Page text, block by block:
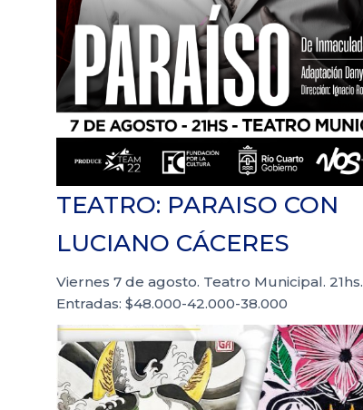
TEATRO: PARAISO CON
LUCIANO CÁCERES
Viernes 7 de agosto. Teatro Municipal. 21hs.
Entradas: $48.000-42.000-38.000